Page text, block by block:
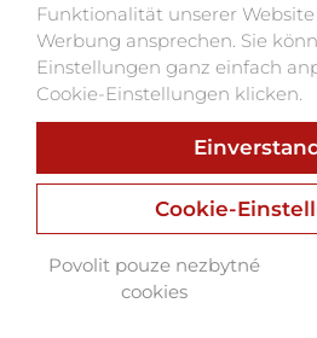
Webu vdechnul život
Webdesign, Online Marketing,
Funktionalität unserer
Werbung ansprechen. Sie
Einstellungen ganz einfach
Cookie-Einstellungen klicken.
Cookie-
Povolit pouze nezbytné
cookies